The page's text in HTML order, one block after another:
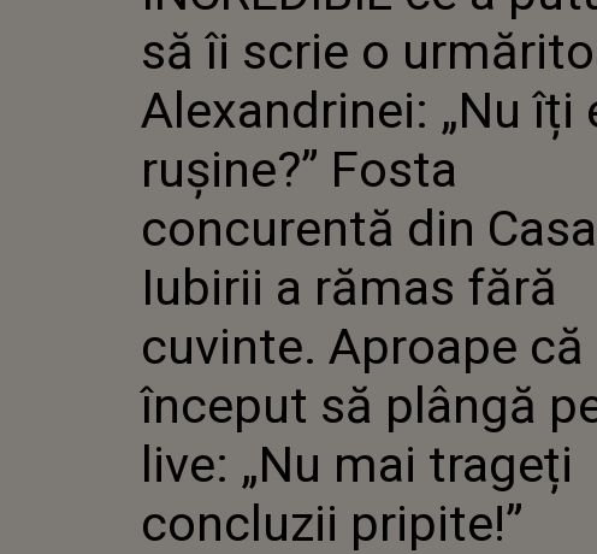
E RUȘINE?”
CONCURENTĂ
IUBIRII A
CUVINTE.
ÎNCEPUT SĂ
să îi scrie o
Alexandrinei: „Nu îți
rușine?” Fosta
concurentă din Casa
Iubirii a rămas fără
cuvinte. Aproape că
început să plângă
live: „Nu mai trageți
concluzii pripite!”